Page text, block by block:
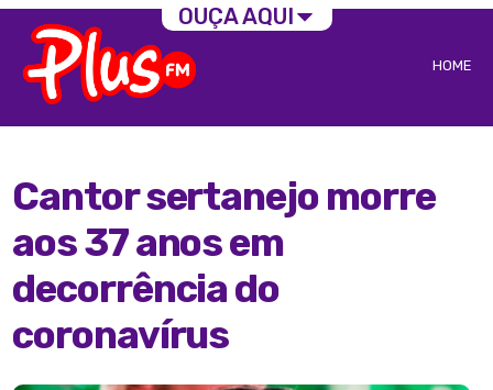
HOME
Cantor sertanejo morre
aos 37 anos em
decorrência do
coronavírus
OUÇA AQUI